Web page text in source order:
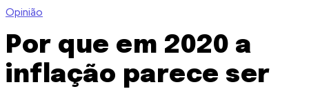
Opinião
Por que em 2020 a
inflação parece ser